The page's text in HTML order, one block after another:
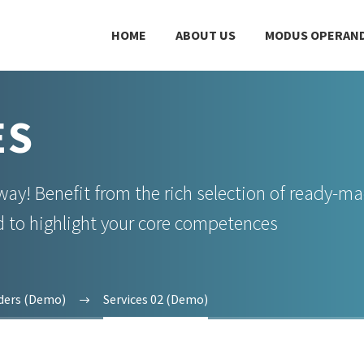
HOME ABOUT US MODUS
Benefit from the rich selection of ready-
highlight your core competences
(Demo) Services 02 (Demo)